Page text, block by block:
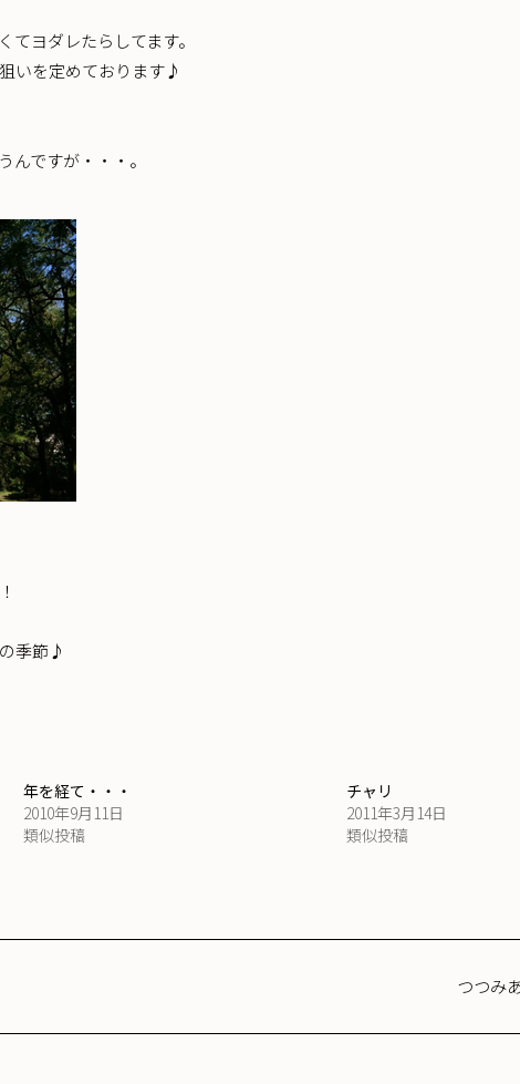
ヨダレたらしてます。
いを定めております♪
んですが・・・。
季節♪
年を経て・・・
2010年9月11日
類似投稿
チャリ
2011年3月14日
類似投稿
つつみ